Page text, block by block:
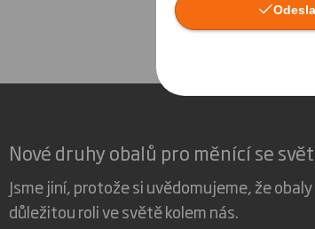
Nové druhy obalů pro měnící se svět
Jsme jiní, protože si uvědomujeme, že
důležitou roli ve světě kolem nás.